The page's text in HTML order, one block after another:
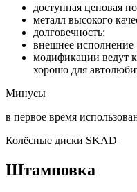
доступная ценовая
металл высокого
долговечность;
внешнее исполнение
модификации ведут
хорошо для
Минусы
в первое время
Колёсные диски SKAD
Штамповка